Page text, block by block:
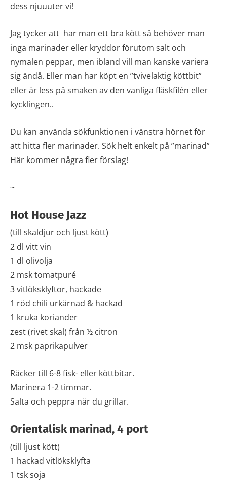
dess njuuuter vi!
Jag tycker att har man ett bra kött så behöver man
inga marinader eller kryddor förutom salt och
nymalen peppar, men ibland vill man kanske variera
sig ändå. Eller man har köpt en ”tvivelaktig köttbit”
eller är less på smaken av den vanliga fläskfilén eller
kycklingen..
Du kan använda sökfunktionen i vänstra hörnet för
att hitta fler marinader. Sök helt enkelt på ”marinad”
Här kommer några fler förslag!
~
Hot House Jazz
(till skaldjur och ljust kött)
2 dl vitt vin
1 dl olivolja
2 msk tomatpuré
3 vitlöksklyftor, hackade
1 röd chili urkärnad & hackad
1 kruka koriander
zest (rivet skal) från ½ citron
2 msk paprikapulver
Räcker till 6-8 fisk- eller köttbitar.
Marinera 1-2 timmar.
Salta och peppra när du grillar.
Orientalisk marinad, 4 port
(till ljust kött)
1 hackad vitlöksklyfta
1 tsk soja